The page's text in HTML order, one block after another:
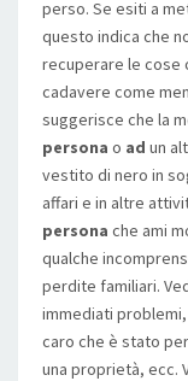
perso. Se esiti a
questo indica che
recuperare le cose
cadavere come
suggerisce che la
persona o ad un
vestito di nero in
affari e in altre
persona che ami
qualche
perdite familiari.
immediati
caro che è stato
una proprietà, ecc.